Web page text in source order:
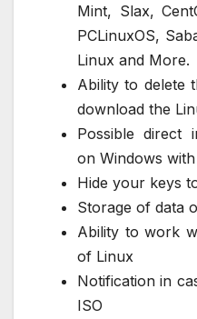
Mint, Slax,
PCLinuxOS,
Linux and More.
Ability to delete
download the
Possible direct
on Windows
Hide your keys
Storage of data
Ability to work
of Linux
Notification in
ISO